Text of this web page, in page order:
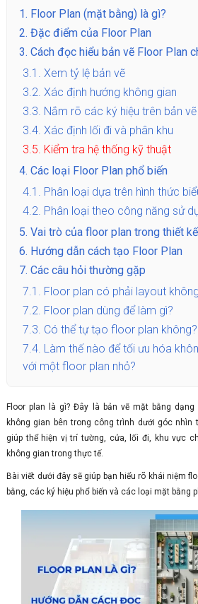
1. Floor Plan (mặt bằng) là gì?
2. Đặc điểm của Floor Plan
3. Cách đọc hiểu bản vẽ Floor Plan
3.1. Xem tỷ lệ bản vẽ
3.2. Xác định hướng không gian
3.3. Nắm rõ các ký hiệu trên bản
3.4. Xác định lối đi và phân khu
3.5. Kiểm tra hệ thống kỹ thuật
4. Các loại Floor Plan phổ biến
4.1. Phân loại dựa trên hình thức
4.2. Phân loại theo công năng sử
5. Vai trò của floor plan trong thiết
6. Hướng dẫn cách tạo Floor Plan
7. Các câu hỏi thường gặp
7.1. Floor plan có phải layout
7.2. Floor plan dùng để làm gì?
7.3. Có thể tự tạo floor plan không?
7.4. Làm thế nào để tối ưu hóa
với một floor plan nhỏ?
Floor plan là gì? Đây là bản vẽ mặt bằng
không gian bên trong công trình dưới góc nhìn
giúp thể hiện vị trí tường, cửa, lối đi, khu vực
không gian trong thực tế.
Bài viết dưới đây sẽ giúp bạn hiểu rõ khái niệm
bằng, các ký hiệu phổ biến và các loại mặt bằng